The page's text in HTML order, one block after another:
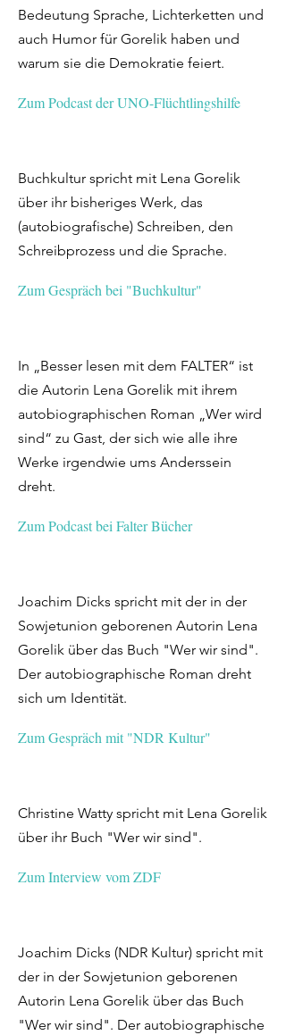
Bedeutung Sprache, Lichterketten und
auch Humor für Gorelik haben und
warum sie die Demokratie feiert.
Zum Podcast der UNO-Flüchtlingshilfe
Buchkultur spricht mit Lena Gorelik
über ihr bisheriges Werk, das
(autobiografische) Schreiben, den
Schreibprozess und die Sprache.
Zum Gespräch bei "Buchkultur"
In „Besser lesen mit dem FALTER“ ist
die Autorin Lena Gorelik mit ihrem
autobiographischen Roman „Wer wird
sind“ zu Gast, der sich wie alle ihre
Werke irgendwie ums Anderssein
dreht.
Zum Podcast bei Falter Bücher
Joachim Dicks spricht mit der in der
Sowjetunion geborenen Autorin Lena
Gorelik über das Buch "Wer wir sind".
Der autobiographische Roman dreht
sich um Identität.
Zum Gespräch mit "NDR Kultur"
Christine Watty spricht mit Lena Gorelik
über ihr Buch "Wer wir sind".
Zum Interview vom ZDF
Joachim Dicks (NDR Kultur) spricht mit
der in der Sowjetunion geborenen
Autorin Lena Gorelik über das Buch
"Wer wir sind". Der autobiographische